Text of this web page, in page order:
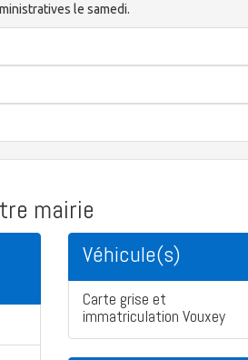
le samedi.
mairie
Véhicule(s)
Carte grise et
immatriculation Vouxey